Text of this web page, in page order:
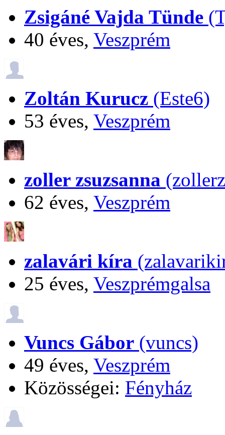
Zsigáné Vajda Tünde
40 éves, Veszprém
Zoltán Kurucz (Este6)
53 éves, Veszprém
zoller zsuzsanna
62 éves, Veszprém
zalavári kíra
25 éves, Veszprémgalsa
Vuncs Gábor (vuncs)
49 éves, Veszprém
Közösségei: Fényház